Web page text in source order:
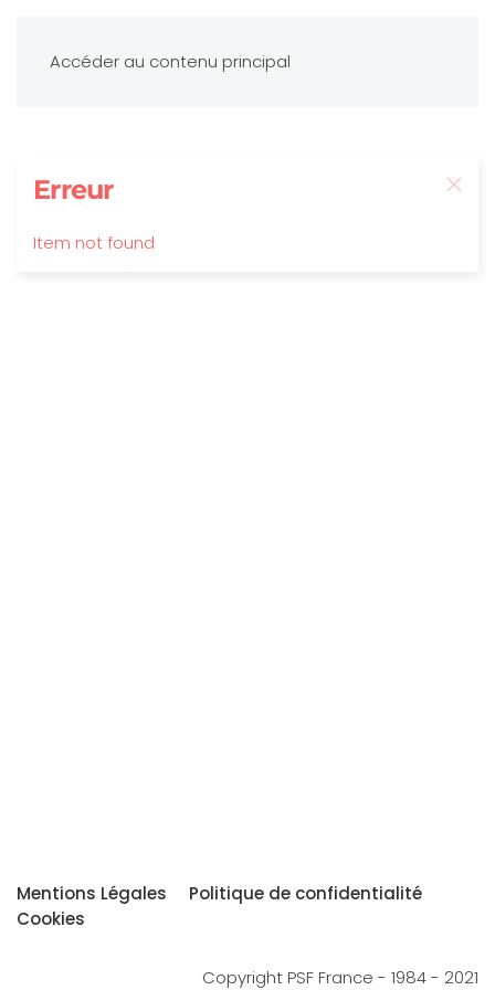
Accéder au contenu principal
Erreur
Item not found
Mentions Légales
Politique de confidentialité
Cookies
Copyright PSF France - 1984 - 2021